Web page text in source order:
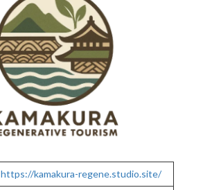
https://kamakura-regene.studio.site/